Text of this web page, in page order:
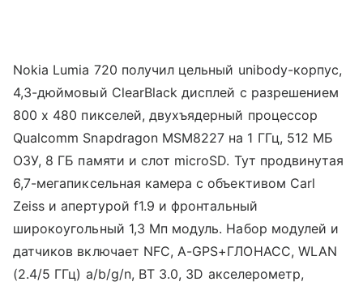
Nokia Lumia 720 получил цельный unibody-корпус,
4,3-дюймовый ClearBlack дисплей с разрешением
800 х 480 пикселей, двухъядерный процессор
Qualcomm Snapdragon MSM8227 на 1 ГГц, 512 МБ
ОЗУ, 8 ГБ памяти и слот microSD. Тут продвинутая
6,7-мегапиксельная камера с объективом Carl
Zeiss и апертурой f1.9 и фронтальный
широкоугольный 1,3 Мп модуль. Набор модулей и
датчиков включает NFC, A-GPS+ГЛОНАСС, WLAN
(2.4/5 ГГц) a/b/g/n, BT 3.0, 3D акселерометр,